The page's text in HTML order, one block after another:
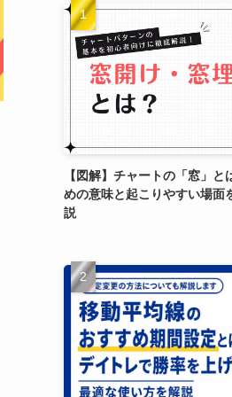
【図解】チャートの「窓」と
めの意味と起こりやすい場面
説